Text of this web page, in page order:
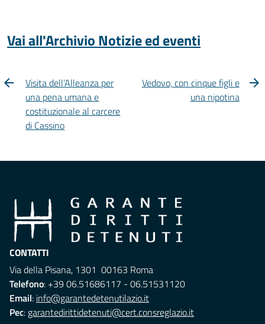
Vai all'Archivio Notizie ed eventi
Visita dell’Alleanza per
una pena umana e
costituzionale al carcere
di Cassino
Vedovo, con cinque figli e
una nipotina
CONTATTI
Via della Pisana, 1301 00163 Roma
Telefono: +39 06.51686117 - 06.51531120
Email: info@garantedetenutilazio.it
Pec: garantedirittidetenuti@cert.consreglazio.it